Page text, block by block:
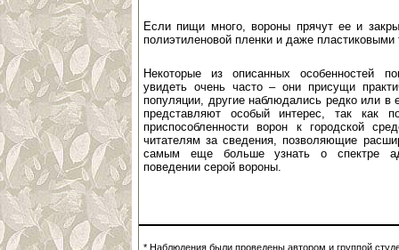
Если пищи много, вороны прячут ее и
полиэтиленовой пленки и даже пластиковыми
Некоторые из описанных особенностей
увидеть очень часто – они присущи
популяции, другие наблюдались редко или в
представляют особый интерес, так как
приспособленности ворон к городской
читателям за сведения, позволяющие
самым еще больше узнать о спектре
поведении серой вороны.
* Наблюдения были проведены автором и группой